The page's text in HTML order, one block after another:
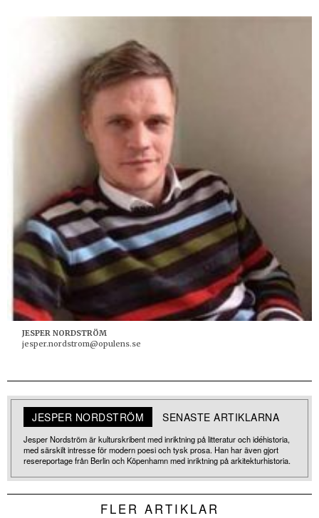
JESPER NORDSTRÖM
jesper.nordstrom@opulens.se
JESPER NORDSTRÖM SENASTE ARTIKLARNA
Jesper Nordström är kulturskribent med inriktning på litteratur och idéhistoria,
med särskilt intresse för modern poesi och tysk prosa. Han har även gjort
resereportage från Berlin och Köpenhamn med inriktning på arkitekturhistoria.
FLER ARTIKLAR